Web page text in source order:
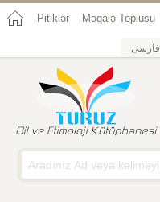
Pitiklər Məqalə Toplusu
فارسی